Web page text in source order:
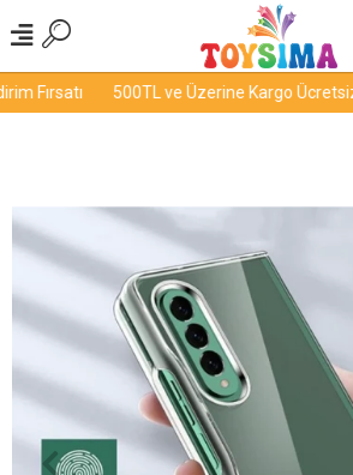
Fırsatı 500TL ve Üzerine Kargo Ücretsiz!